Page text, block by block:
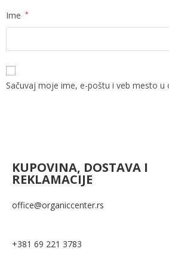
Ime *
Sačuvaj moje ime, e-poštu i veb mesto u
KUPOVINA, DOSTAVA I
REKLAMACIJE
office@organiccenter.rs
+381 69 221 3783